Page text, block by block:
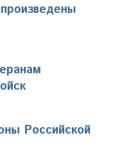
Российской